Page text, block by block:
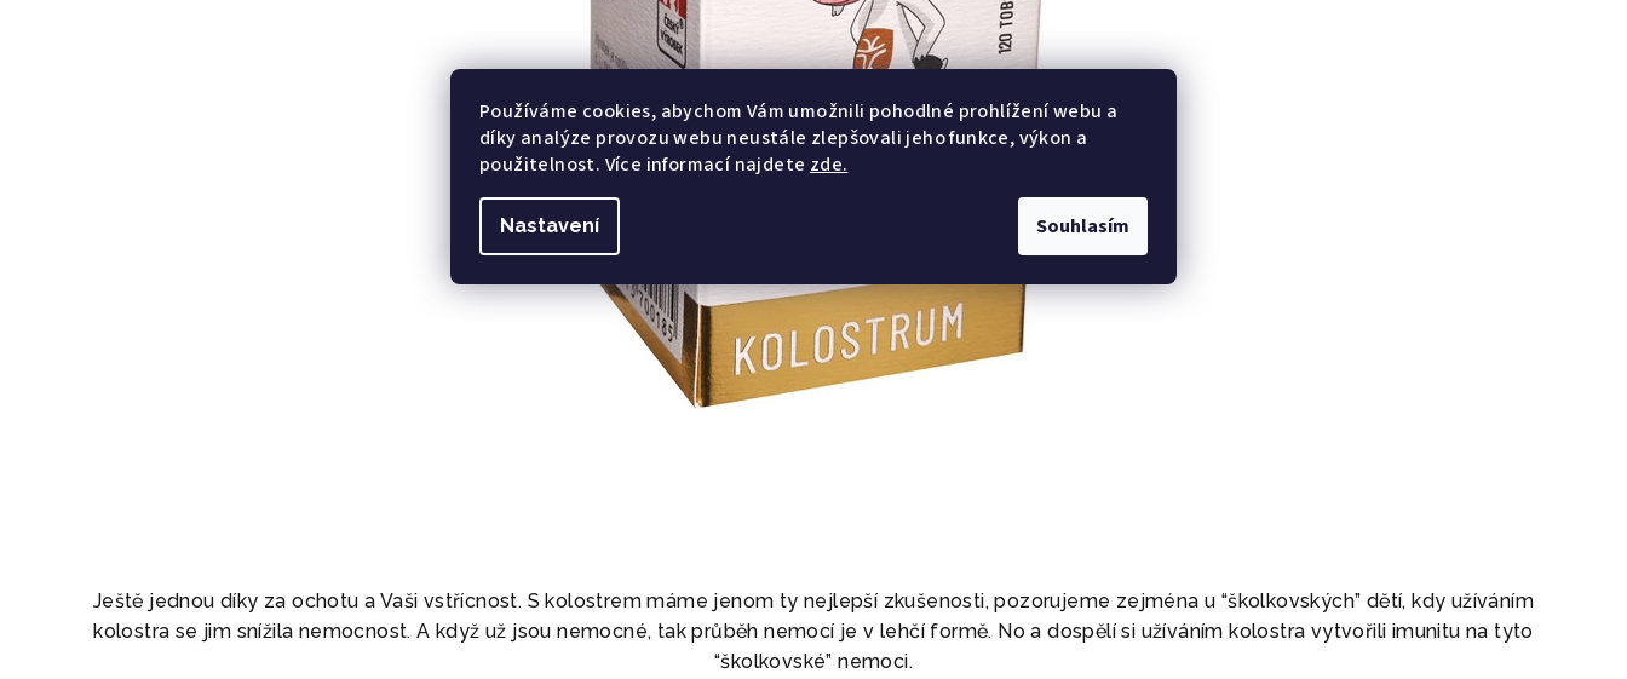
Používáme cookies, abychom Vám umožnili pohodlné prohlížení webu a
díky analýze provozu webu neustále zlepšovali jeho funkce, výkon a
použitelnost. Více informací najdete zde.
Nastavení Souhlasím
Ještě jednou díky za ochotu a Vaši vstřícnost. S kolostrem máme jenom ty nejlepší zkušenosti, pozorujeme zejména u “školkovských” dětí, kdy užíváním
kolostra se jim snížila nemocnost. A když už jsou nemocné, tak průběh nemocí je v lehčí formě. No a dospělí si užíváním kolostra vytvořili imunitu na tyto
“školkovské” nemoci.